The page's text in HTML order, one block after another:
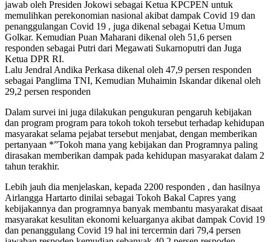
jawab oleh Presiden Jokowi sebagai Ketua KPCPEN untuk
memulihkan perekonomian nasional akibat dampak Covid 19 dan
penanggulangan Covid 19 , juga dikenal sebagai Ketua Umum
Golkar. Kemudian Puan Maharani dikenal oleh 51,6 persen
responden sebagai Putri dari Megawati Sukarnoputri dan Juga
Ketua DPR RI.
Lalu Jendral Andika Perkasa dikenal oleh 47,9 persen responden
sebagai Panglima TNI, Kemudian Muhaimin Iskandar dikenal oleh
29,2 persen responden
Dalam survei ini juga dilakukan pengukuran pengaruh kebijakan
dan program program para tokoh tokoh tersebut terhadap kehidupan
masyarakat selama pejabat tersebut menjabat, dengan memberikan
pertanyaan *”Tokoh mana yang kebijakan dan Programnya paling
dirasakan memberikan dampak pada kehidupan masyarakat dalam 2
tahun terakhir.
Lebih jauh dia menjelaskan, kepada 2200 responden , dan hasilnya
Airlangga Hartarto dinilai sebagai Tokoh Bakal Capres yang
kebijakannya dan programnya banyak membantu masyarakat disaat
masyarakat kesulitan ekonomi keluarganya akibat dampak Covid 19
dan penanggulang Covid 19 hal ini tercermin dari 79,4 persen